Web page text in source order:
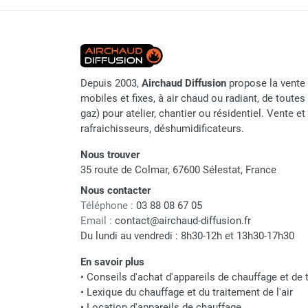
Gaine pour chauffage mobile
Chauffage pour serre et bâtiment
d'élevage
Chauffage FARM au gaz
Chauffage FARM au fioul
Chauffage mobile au gaz rayonnant
Rideau d'air chaud
Rideau d'air chaud électrique
Rideau d'air chaud encastrable
Rideau d'air eau chaude
Rideau d'air chaud pour pompe à
chaleur
Rideau d'air pour portes tournantes
Rideau d'air ambiant
Rideau d'air froid
Marque
Référence fournisseur
Nom du modèle
Origine
Depuis 2003, Airchaud Diffusion propose la
mobiles et fixes, à air chaud ou radiant, de
gaz) pour atelier, chantier ou résidentiel. Vente
rafraichisseurs, déshumidificateurs.
Nous trouver
35 route de Colmar, 67600 Sélestat, France
Nous contacter
Téléphone : 03 88 08 67 05
Email : contact@airchaud-diffusion.fr
Du lundi au vendredi : 8h30-12h et 13h30-17h30
En savoir plus
• Conseils d'achat d'appareils de chauffage et de
• Lexique du chauffage et du traitement de l'air